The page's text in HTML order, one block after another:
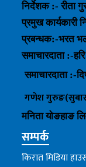
निर्देशक :- रीता
प्रमुख कार्यकारी
प्रबन्धक:-भरत
समाचारदाता :-
समाचारदाता :-
गणेश
मनिता योङहाङ
सम्पर्क
किरात मिडिया